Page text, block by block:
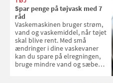
Spar penge på tøjvask med 7
råd
Vaskemaskinen bruger strøm,
vand og vaskemiddel, når tøjet
skal blive rent. Med små
ændringer i dine vaskevaner
kan du spare på elregningen,
bruge mindre vand og sæbe